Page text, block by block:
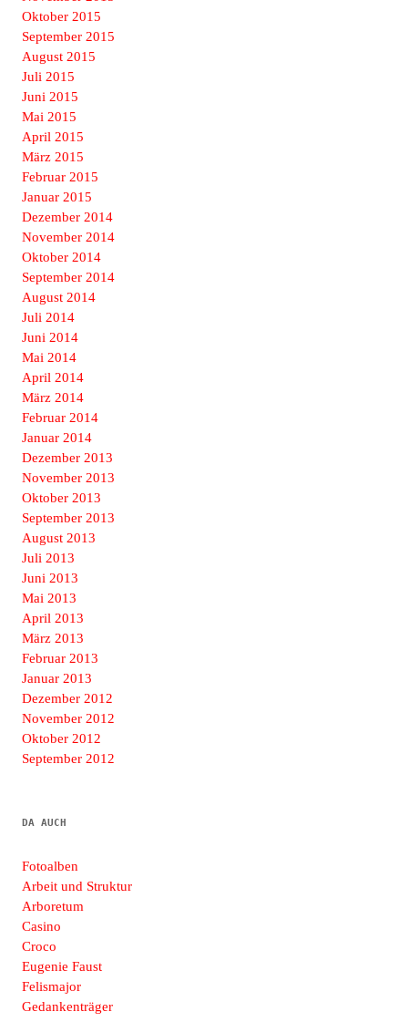
Oktober 2015
September 2015
August 2015
Juli 2015
Juni 2015
Mai 2015
April 2015
März 2015
Februar 2015
Januar 2015
Dezember 2014
November 2014
Oktober 2014
September 2014
August 2014
Juli 2014
Juni 2014
Mai 2014
April 2014
März 2014
Februar 2014
Januar 2014
Dezember 2013
November 2013
Oktober 2013
September 2013
August 2013
Juli 2013
Juni 2013
Mai 2013
April 2013
März 2013
Februar 2013
Januar 2013
Dezember 2012
November 2012
Oktober 2012
September 2012
DA AUCH
Fotoalben
Arbeit und Struktur
Arboretum
Casino
Croco
Eugenie Faust
Felismajor
Gedankenträger